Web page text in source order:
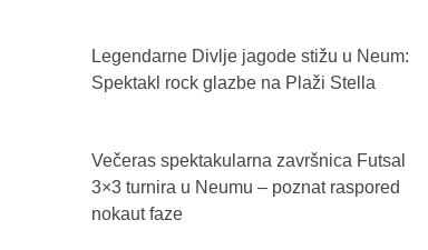
Legendarne Divlje jagode stižu u Neum:
Spektakl rock glazbe na Plaži Stella
Večeras spektakularna završnica Futsal
3×3 turnira u Neumu – poznat raspored
nokaut faze